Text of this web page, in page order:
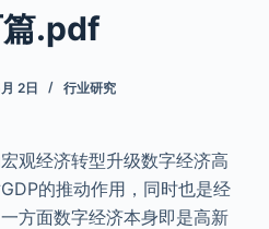
.pdf
2日 行业研究
观经济转型升级数字经济高
的推动作用，同时也是经
方面数字经济本身即是高新